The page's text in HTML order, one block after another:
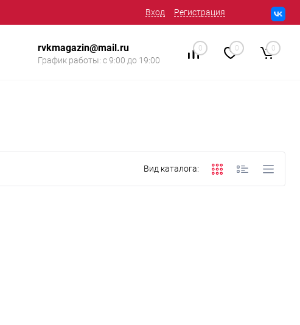
Вход Регистрация
rvkmagazin@mail.ru
График работы: с 9:00 до 19:00
0 0 0
Вид каталога: